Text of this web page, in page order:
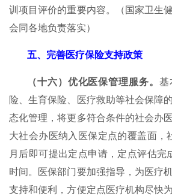
训项目评价的重要内容。（国家卫生
会同各地负责落实）
五、完善医疗保险支持政策
（十六）优化医保管理服务。 基
险、生育保险、医疗救助等社会保障
态化管理，将更多符合条件的社会办
大社会办医纳入医保定点的覆盖面，
月后即可提出定点申请，定点评估完
时间。医保部门要加强指导，为医疗
支持和便利，方便定点医疗机构尽快